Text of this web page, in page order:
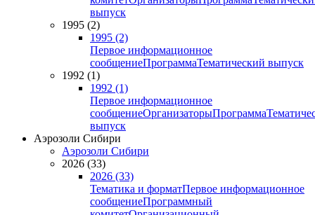
выпуск
1995 (2)
1995 (2)
Первое информационное
сообщениеПрограммаТематический выпуск
1992 (1)
1992 (1)
Первое информационное
сообщениеОрганизаторыПрограмма
выпуск
Аэрозоли Сибири
Аэрозоли Сибири
2026 (33)
2026 (33)
Тематика и форматПервое информационное
сообщениеПрограммный